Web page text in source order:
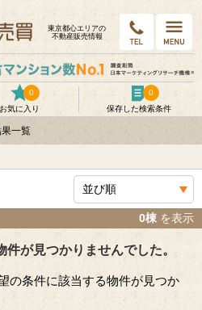
東京都⼼エリアの
不動産販売情報
お気に入り
0
保存した検索条件
0
一覧
0棟 を表示
が見つかりませんでした。
の条件に該当する物件が見つか